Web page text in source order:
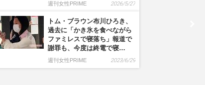
週刊女性PRIME 2026/5/27
トム・ブラウン布川ひろき、
過去に「かき氷を食べながら
ファミレスで寝落ち」報道で
謝罪も、今度は終電で寝…
週刊女性PRIME 2023/6/29